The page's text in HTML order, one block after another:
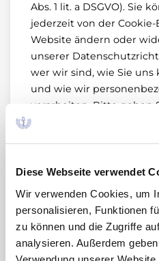
Diese Webseite verwendet
Wir verwenden Cookies, um
personalisieren, Funktionen
zu können und die Zugriffe
analysieren. Außerdem
Abs. 1 lit. a DSGVO). Sie
jederzeit von der
Website ändern oder
unserer
wer wir sind, wie Sie
und wie wir
verarbeiten. Bitte geben
ID und das Datum an,
Ihr aktueller Zustand:
Einwilligung ändern